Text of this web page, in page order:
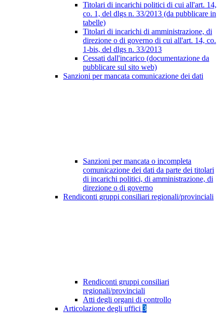
Titolari di incarichi politici di cui all'art. 14,
co. 1, del dlgs n. 33/2013 (da pubblicare in
tabelle)
Titolari di incarichi di amministrazione, di
direzione o di governo di cui all'art. 14, co.
1-bis, del dlgs n. 33/2013
Cessati dall'incarico (documentazione da
pubblicare sul sito web)
Sanzioni per mancata comunicazione dei dati
Sanzioni per mancata o incompleta
comunicazione dei dati da parte dei titolari
di incarichi politici, di amministrazione, di
direzione o di governo
Rendiconti gruppi consiliari regionali/provinciali
Rendiconti gruppi consiliari
regionali/provinciali
Atti degli organi di controllo
Articolazione degli uffici 3